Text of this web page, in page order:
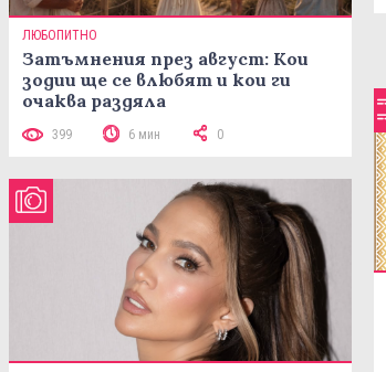
ЛЮБОПИТНО
Затъмнения през август: Кои
зодии ще се влюбят и кои ги
очаква раздяла
399 6 мин 0